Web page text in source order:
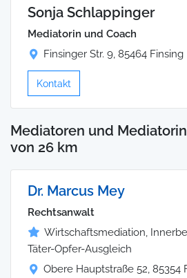
Sonja Schlappinger
Mediatorin und Coach
Finsinger Str. 9, 85464 Finsing
Kontakt
Mediatoren und
von 26 km
Dr. Marcus Mey
Rechtsanwalt
Wirtschaftsmediation,
Täter-Opfer-Ausgleich
Obere Hauptstraße 52, 85354